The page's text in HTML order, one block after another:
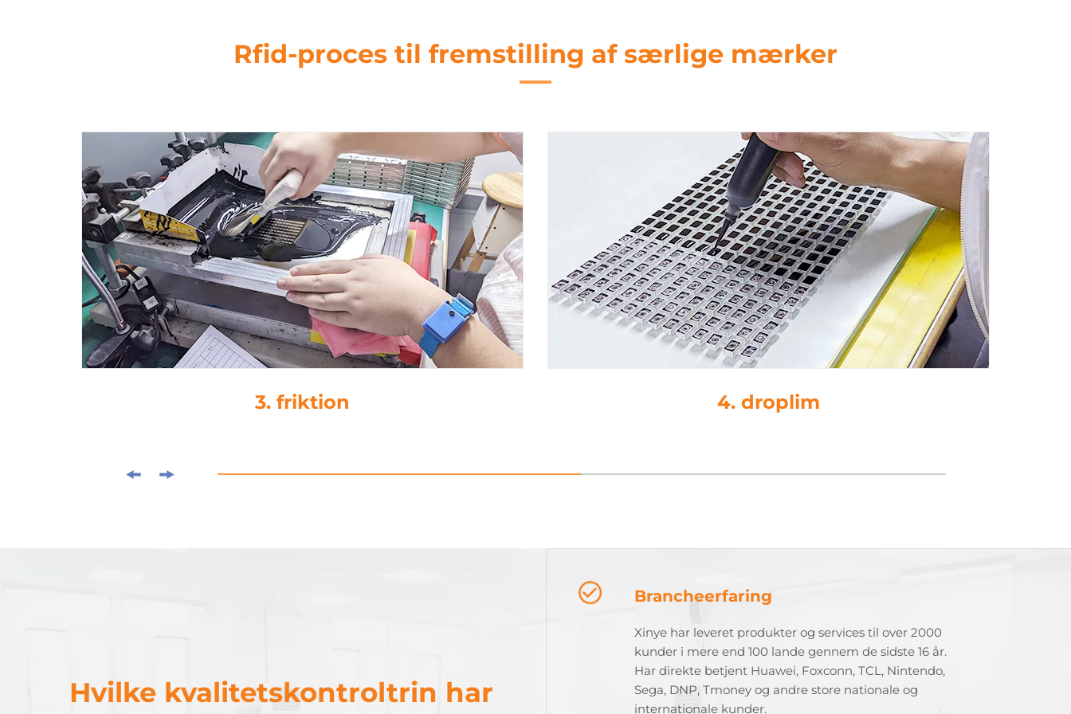
Rfid-proces til fremstilling af særlige mærker
4. droplim 5. polsk
Hvilke kvalitetskontroltrin har
Brancheerfaring
Xinye har leveret produkter og services til over 2000
kunder i mere end 100 lande gennem de sidste 16 år.
Har direkte betjent Huawei, Foxconn, TCL, Nintendo,
Sega, DNP, Tmoney og andre store nationale og
internationale kunder.